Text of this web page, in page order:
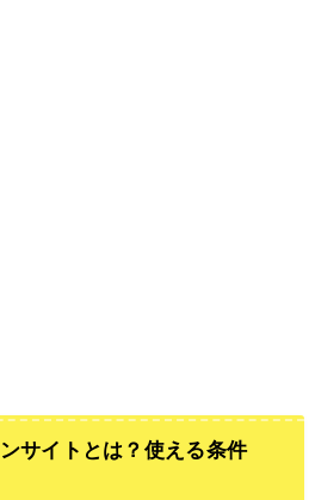
サイトとは？使える条件